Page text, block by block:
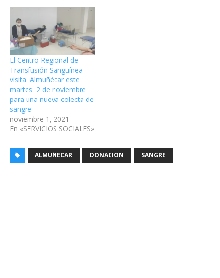
El Centro Regional de
Transfusión Sanguínea
visita Almuñécar este
martes 2 de noviembre
para una nueva colecta de
sangre
noviembre 1, 2021
En «SERVICIOS SOCIALES»
ALMUÑÉCAR DONACIÓN SANGRE